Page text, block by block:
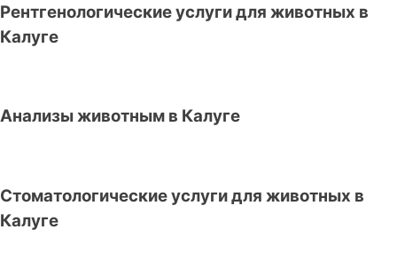
Рентгенологические услуги для животных в
Калуге
Анализы животным в Калуге
Стоматологические услуги для животных в
Калуге